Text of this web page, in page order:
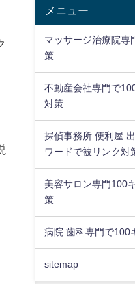
メニュー
マッサージ治療院専
策
不動産会社専門で
対策
探偵事務所 便利屋
ワードで被リンク対
美容サロン専門100
策
病院 歯科専門で100
sitemap